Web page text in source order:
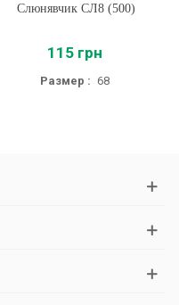
Слюнявчик СЛ8 (500)
115 грн
Размер : 68